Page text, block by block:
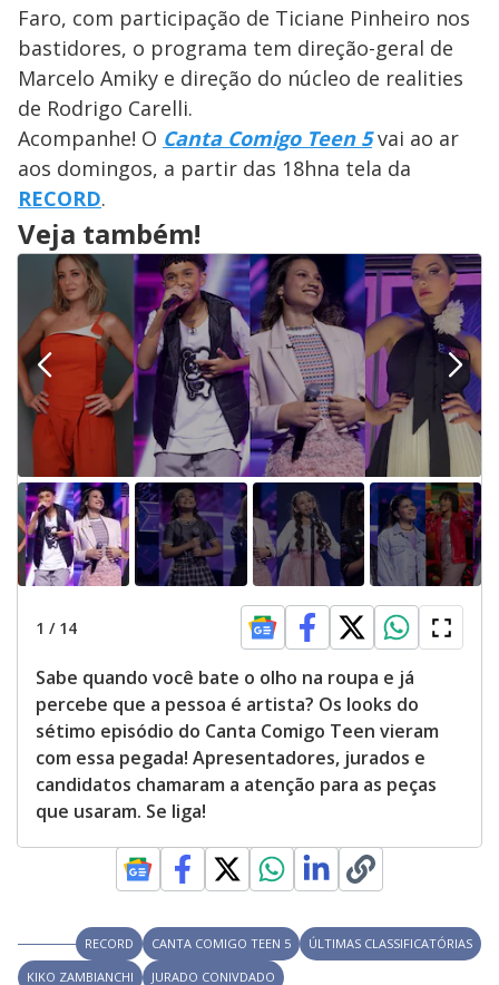
Faro, com participação de Ticiane Pinheiro nos
bastidores, o programa tem direção-geral de
Marcelo Amiky e direção do núcleo de realities
de Rodrigo Carelli.
Acompanhe! O Canta Comigo Teen 5vai ao ar
aos domingos, a partir das 18hna tela da
RECORD.
Veja também!
1 / 14
Sabe quando você bate o olho na roupa e já
percebe que a pessoa é artista? Os looks do
sétimo episódio do Canta Comigo Teen vieram
com essa pegada! Apresentadores, jurados e
candidatos chamaram a atenção para as peças
que usaram. Se liga!
RECORD CANTA COMIGO TEEN 5
ÚLTIMAS CLASSIFICATÓRIAS
KIKO ZAMBIANCHI
JURADO CONIVDADO